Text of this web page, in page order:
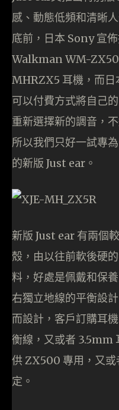
感、動態低頻和清晰
底前，日本 Sony 宣
Walkman WM-
MHRZX5 耳機，而日
可以付費方式將自己
重新選擇新的調音，
所以我們只好一試專
的新版 Just ear。
新版 Just ear 有兩個
殼，由以往前軟後硬
料，好處是佩戴和保
右獨立地線的平衡設
而設計，客戶訂購耳
衡線，又或者 3.5mm
供 ZX500 專用，又
定。